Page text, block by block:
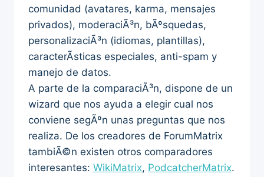
comunidad (avatares, karma, mensajes
privados), moderaciÃ³n, bÃºsquedas,
personalizaciÃ³n (idiomas, plantillas),
caracterÃ­sticas especiales, anti-spam y
manejo de datos.
A parte de la comparaciÃ³n, dispone de un
wizard que nos ayuda a elegir cual nos
conviene segÃºn unas preguntas que nos
realiza. De los creadores de ForumMatrix
tambiÃ©n existen otros comparadores
interesantes: WikiMatrix, PodcatcherMatrix.